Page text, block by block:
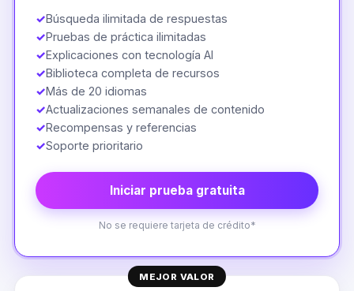
✓Búsqueda ilimitada de respuestas
✓Pruebas de práctica ilimitadas
✓Explicaciones con tecnología AI
✓Biblioteca completa de recursos
✓Más de 20 idiomas
✓Actualizaciones semanales de contenido
✓Recompensas y referencias
✓Soporte prioritario
Iniciar prueba gratuita
No se requiere tarjeta de crédito*
MEJOR VALOR